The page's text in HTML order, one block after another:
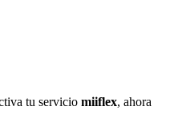
tu servicio miiflex, ahora